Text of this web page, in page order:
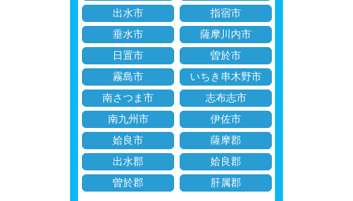
出水市
指宿市
垂水市
薩摩川内市
日置市
曽於市
霧島市
いちき串木野市
南さつま市
志布志市
南九州市
伊佐市
姶良市
薩摩郡
出水郡
姶良郡
曽於郡
肝属郡